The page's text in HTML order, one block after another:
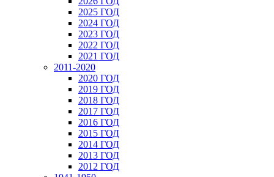
2025 ГОД
2024 ГОД
2023 ГОД
2022 ГОД
2021 ГОД
2011-2020
2020 ГОД
2019 ГОД
2018 ГОД
2017 ГОД
2016 ГОД
2015 ГОД
2014 ГОД
2013 ГОД
2012 ГОД